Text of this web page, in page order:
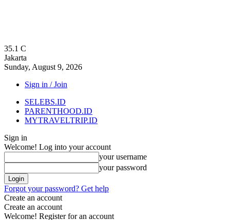
35.1 C
Jakarta
Sunday, August 9, 2026
Sign in / Join
SELEBS.ID
PARENTHOOD.ID
MYTRAVELTRIP.ID
Sign in
Welcome! Log into your account
your username
your password
Forgot your password? Get help
Create an account
Create an account
Welcome! Register for an account